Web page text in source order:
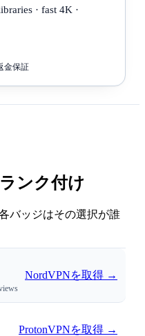
· fast 4K ·
金保証
ンク付け
バッジはその選択が誰
NordVPNを取得 →
ProtonVPNを取得 →